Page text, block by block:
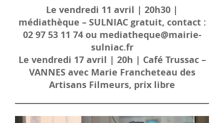
Le vendredi 11 avril | 20h30 |
médiathèque – SULNIAC gratuit, contact :
02 97 53 11 74 ou mediatheque@mairie-
sulniac.fr
Le vendredi 17 avril | 20h | Café Trussac –
VANNES avec Marie Francheteau des
Artisans Filmeurs, prix libre